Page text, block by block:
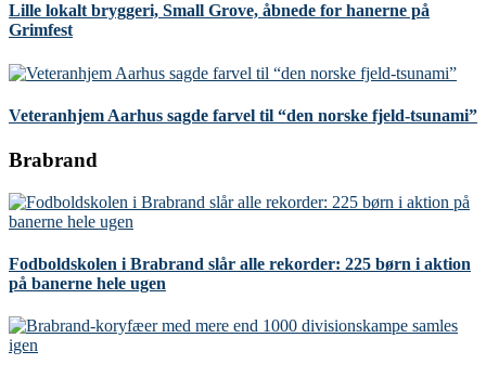
Lille lokalt bryggeri, Small Grove, åbnede for hanerne på
Grimfest
Veteranhjem Aarhus sagde farvel til “den norske fjeld-tsunami”
Brabrand
Fodboldskolen i Brabrand slår alle rekorder: 225 børn i aktion
på banerne hele ugen